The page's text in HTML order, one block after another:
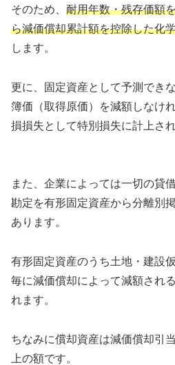
そのため、 耐用年数・残存価額
ら減価償却累計額を控除した化
します。
更に、固定資産として予測でき
簿価（取得原価）を減額しなけ
損損失として特別損失に計上され
また、企業によっては一切の貸
勘定を有形固定資産から分離別
あります。
有形固定資産のうち土地・建設
毎に減価償却によって減額され
れます。
ちなみに償却資産は減価償却引
上の額です。